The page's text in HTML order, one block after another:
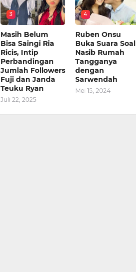
3
Masih Belum
Bisa Saingi Ria
Ricis, Intip
Perbandingan
Jumlah Followers
Fuji dan Janda
Teuku Ryan
Juli 22, 2025
4
Ruben Onsu
Buka Suara Soal
Nasib Rumah
Tangganya
dengan
Sarwendah
Mei 15, 2024